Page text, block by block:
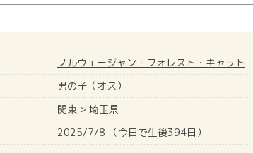
ノルウェージャン・フォレスト・キャット
男の子（オス）
関東 > 埼玉県
2025/7/8 （今日で生後394日）